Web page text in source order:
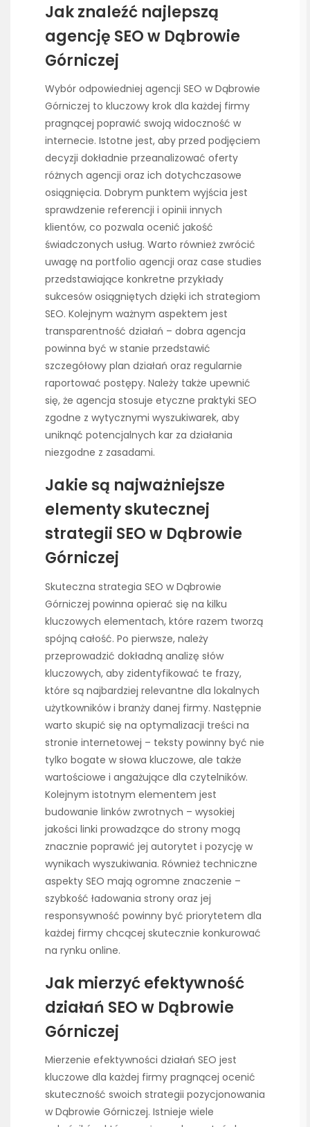
Jak znaleźć najlepszą
agencję SEO w Dąbrowie
Górniczej
Wybór odpowiedniej agencji SEO w Dąbrowie
Górniczej to kluczowy krok dla każdej firmy
pragnącej poprawić swoją widoczność w
internecie. Istotne jest, aby przed podjęciem
decyzji dokładnie przeanalizować oferty
różnych agencji oraz ich dotychczasowe
osiągnięcia. Dobrym punktem wyjścia jest
sprawdzenie referencji i opinii innych
klientów, co pozwala ocenić jakość
świadczonych usług. Warto również zwrócić
uwagę na portfolio agencji oraz case studies
przedstawiające konkretne przykłady
sukcesów osiągniętych dzięki ich strategiom
SEO. Kolejnym ważnym aspektem jest
transparentność działań – dobra agencja
powinna być w stanie przedstawić
szczegółowy plan działań oraz regularnie
raportować postępy. Należy także upewnić
się, że agencja stosuje etyczne praktyki SEO
zgodne z wytycznymi wyszukiwarek, aby
uniknąć potencjalnych kar za działania
niezgodne z zasadami.
Jakie są najważniejsze
elementy skutecznej
strategii SEO w Dąbrowie
Górniczej
Skuteczna strategia SEO w Dąbrowie
Górniczej powinna opierać się na kilku
kluczowych elementach, które razem tworzą
spójną całość. Po pierwsze, należy
przeprowadzić dokładną analizę słów
kluczowych, aby zidentyfikować te frazy,
które są najbardziej relevantne dla lokalnych
użytkowników i branży danej firmy. Następnie
warto skupić się na optymalizacji treści na
stronie internetowej – teksty powinny być nie
tylko bogate w słowa kluczowe, ale także
wartościowe i angażujące dla czytelników.
Kolejnym istotnym elementem jest
budowanie linków zwrotnych – wysokiej
jakości linki prowadzące do strony mogą
znacznie poprawić jej autorytet i pozycję w
wynikach wyszukiwania. Również techniczne
aspekty SEO mają ogromne znaczenie –
szybkość ładowania strony oraz jej
responsywność powinny być priorytetem dla
każdej firmy chcącej skutecznie konkurować
na rynku online.
Jak mierzyć efektywność
działań SEO w Dąbrowie
Górniczej
Mierzenie efektywności działań SEO jest
kluczowe dla każdej firmy pragnącej ocenić
skuteczność swoich strategii pozycjonowania
w Dąbrowie Górniczej. Istnieje wiele